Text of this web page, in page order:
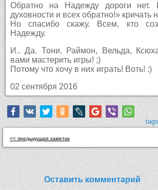
Обратно на Надежду дороги нет.
духовности и всех обратно!» кричать
Но спасибо скажу. Всем, кто
Надежду.
И.. Да. Тони, Раймон, Вельда,
вами мастерить игры! ;)
Потому что хочу в них играть! Воть! :)
02 сентября 2016
<< предыдущая заметка
Оставить комментарий